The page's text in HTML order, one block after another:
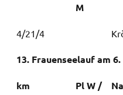
M
4/21/4
13. Frauenseelauf am
km
Pl W /